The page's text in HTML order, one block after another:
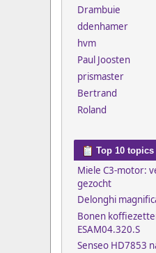
Drambuie
ddenhamer
hvm
Paul Joosten
prismaster
Bertrand
Roland
Top 10
Miele C3-motor:
gezocht
Delonghi
Bonen
ESAM04.320.S
Senseo HD7853